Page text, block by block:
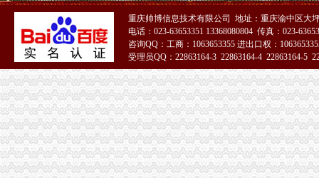
重庆公司注册_xiaoyaotu_新浪博客
【58同城】重庆渝中大坪配送中心_大坪生活配送服务公司
乐天玛（重庆）商业有限公司大坪店联系方式_信用报告_工商信息-
东莞大坪常州专线物流公司_云同盟
【增城代办注册公司增城代办公司营业执照】价格,厂家,图片,公司
【重庆慢牛工商咨询有限公司_慢牛-代办公司注册,营业执照,可提供
渝中区代办进出口公司流程
东非红檀木材进口报关代理东非红檀原木进口流程-东莞市鸿泽进出口
中国嘉陵：2010年半年度报告_证券之星
办理广州进出口权的流程有没有公司可以代办进出口权-广州58同城
代理进口清关报检流程_供应产品_东莞市聚海进出口报关有限公司
重庆帅博信息技术有限公司 地址：重庆渝中区大
电话：023-63653351 13368080804 传真：023-
咨询QQ：工商：1063653355 进出口权：
受理员QQ：22863164-3 22863164-4 22863164-5
51La